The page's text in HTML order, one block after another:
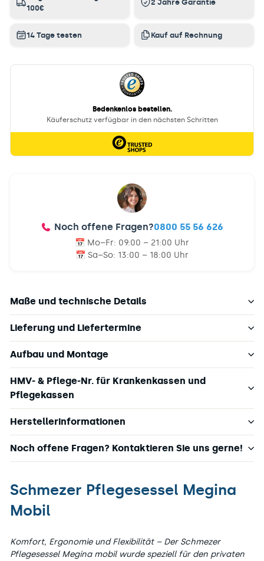
100€
2 Jahre Garantie
14 Tage testen Kauf auf Rechnung
Noch offene Fragen?0800 55 56 626
📅 Mo–Fr: 09:00 – 21:00 Uhr
📅 Sa–So: 13:00 – 18:00 Uhr
Maße und technische Details
Lieferung und Liefertermine
Aufbau und Montage
HMV- & Pflege-Nr. für Krankenkassen und
Pflegekassen
Herstellerinformationen
Noch offene Fragen? Kontaktieren Sie uns gerne!
Schmezer Pflegesessel Megina
Mobil
Komfort, Ergonomie und Flexibilität – Der Schmezer
Pflegesessel Megina mobil wurde speziell für den privaten